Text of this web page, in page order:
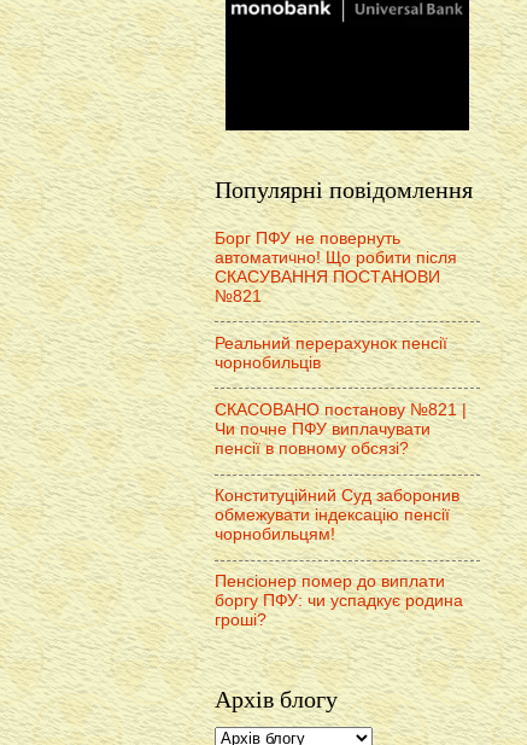
Популярні повідомлення
Борг ПФУ не повернуть
автоматично! Що робити після
СКАСУВАННЯ ПОСТАНОВИ
№821
Реальний перерахунок пенсії
чорнобильців
СКАСОВАНО постанову №821 |
Чи почне ПФУ виплачувати
пенсії в повному обсязі?
Конституційний Суд заборонив
обмежувати індексацію пенсії
чорнобильцям!
Пенсіонер помер до виплати
боргу ПФУ: чи успадкує родина
гроші?
Архів блогу